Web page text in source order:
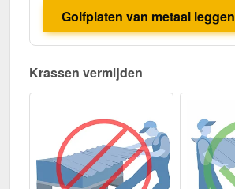
Golfplaten van metaal leggen
Krassen vermijden